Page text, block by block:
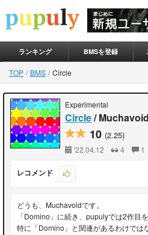
ランキング BMSを登録
TOP BMS Circle
Experimental
Circle/ Muchavoid
10 (2.25)
'22.04.12 4 1
レコメンド
どうも、Muchavoidです。
「Domino」に続き、pupulyでは2作目を
特に「Domino」と関連があるわけでは